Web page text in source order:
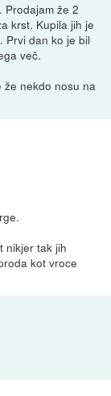
Prodajam že 2
krst. Kupila jih je
Prvi dan ko je bil
več.
že nekdo nosu na
nikjer tak jih
kot vroce